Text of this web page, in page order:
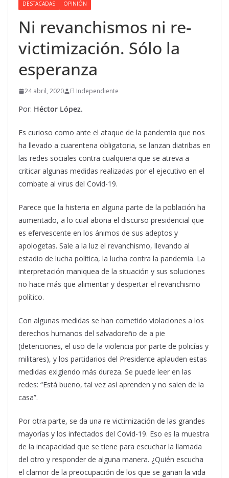
DESTACADAS OPINIÓN
Ni revanchismos ni re-
victimización. Sólo la
esperanza
24 abril, 2020 El Independiente
Por: Héctor López.
Es curioso como ante el ataque de la pandemia que nos
ha llevado a cuarentena obligatoria, se lanzan diatribas en
las redes sociales contra cualquiera que se atreva a
criticar algunas medidas realizadas por el ejecutivo en el
combate al virus del Covid-19.
Parece que la histeria en alguna parte de la población ha
aumentado, a lo cual abona el discurso presidencial que
es efervescente en los ánimos de sus adeptos y
apologetas. Sale a la luz el revanchismo, llevando al
estadio de lucha política, la lucha contra la pandemia. La
interpretación maniquea de la situación y sus soluciones
no hace más que alimentar y despertar el revanchismo
político.
Con algunas medidas se han cometido violaciones a los
derechos humanos del salvadoreño de a pie
(detenciones, el uso de la violencia por parte de policías y
militares), y los partidarios del Presidente aplauden estas
medidas exigiendo más dureza. Se puede leer en las
redes: “Está bueno, tal vez así aprenden y no salen de la
casa”.
Por otra parte, se da una re victimización de las grandes
mayorías y los infectados del Covid-19. Eso es la muestra
de la incapacidad que se tiene para escuchar la llamada
del otro y responder de alguna manera. ¿Quién escucha
el clamor de la preocupación de los que se ganan la vida